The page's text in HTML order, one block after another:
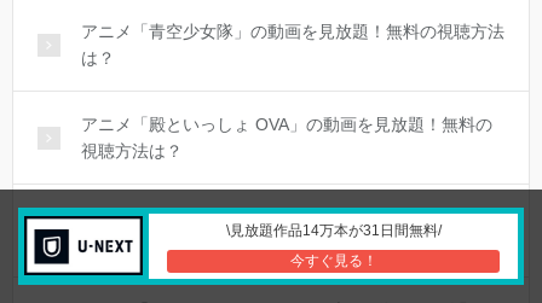
アニメ「青空少女隊」の動画を見放題！無料の視聴方法
は？
アニメ「殿といっしょ OVA」の動画を見放題！無料の
視聴方法は？
アニメ「誘拐アンナ」の動画を見放題！無料の視聴方法
は？
\見放題作品14万本が31日間無料/
今すぐ見る！